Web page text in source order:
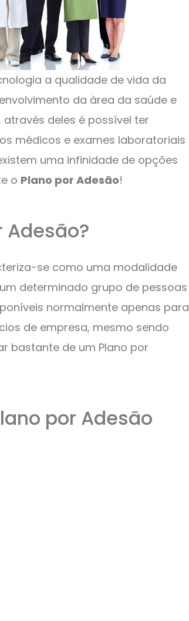
a qualidade de vida da
da àrea da saúde e
deles é possível ter
médicos e exames laboratoriais
uma infinidade de opções
o Plano por Adesão!
Adesão?
se como uma modalidade
determinado grupo de pessoas
normalmente apenas para
de empresa, mesmo sendo
bastante de um Plano por
por Adesão